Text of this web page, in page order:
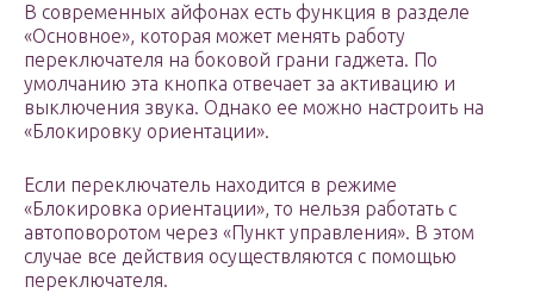
В современных айфонах есть функция в разделе
«Основное», которая может менять работу
переключателя на боковой грани гаджета. По
умолчанию эта кнопка отвечает за активацию и
выключения звука. Однако ее можно настроить на
«Блокировку ориентации».
Если переключатель находится в режиме
«Блокировка ориентации», то нельзя работать с
автоповоротом через «Пункт управления». В этом
случае все действия осуществляются с помощью
переключателя.